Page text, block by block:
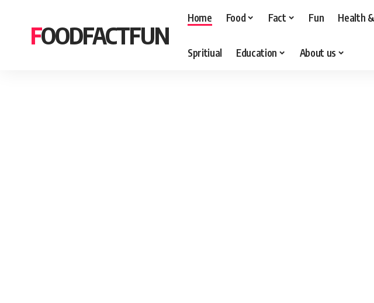
FOODFACTFUN
Home Food Fact Fun Health
Spritiual Education About us